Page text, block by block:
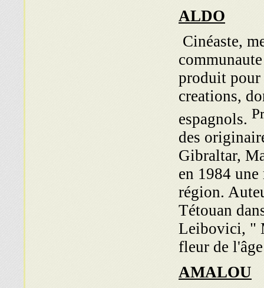
ALDO
Cinéaste,
produit pour
creations,
espagnols.
des
Gibraltar,
en 1984
région.
Tétouan
Leibovici, "
fleur de
AMALOU